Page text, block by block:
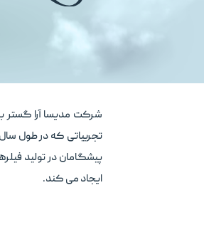
شرکت مدیسا آرا گستر
تجربیاتی که در طول
ایجاد می کند.